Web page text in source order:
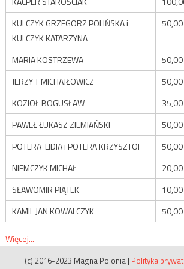
KULCZYK GRZEGORZ POLIŃSKA i
KULCZYK KATARZYNA
50,00
MARIA KOSTRZEWA
50,00
JERZY T MICHAJŁOWICZ
50,00
KOZIOŁ BOGUSŁAW
35,00
PAWEŁ ŁUKASZ ZIEMIAŃSKI
50,00
POTERA LIDIA i POTERA KRZYSZTOF
50,00
NIEMCZYK MICHAŁ
20,00
SŁAWOMIR PIĄTEK
10,00
KAMIL JAN KOWALCZYK
50,00
Więcej...
(c) 2016-2023 Magna Polonia | Polityka